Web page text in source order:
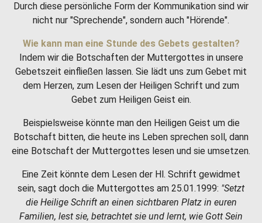
Durch diese persönliche Form der Kommunikation sind wir
nicht nur "Sprechende", sondern auch "Hörende".
Wie kann man eine Stunde des Gebets gestalten?
Indem wir die Botschaften der Muttergottes in unsere
Gebetszeit einfließen lassen. Sie lädt uns zum Gebet mit
dem Herzen, zum Lesen der Heiligen Schrift und zum
Gebet zum Heiligen Geist ein.
Beispielsweise könnte man den Heiligen Geist um die
Botschaft bitten, die heute ins Leben sprechen soll, dann
eine Botschaft der Muttergottes lesen und sie umsetzen.
Eine Zeit könnte dem Lesen der Hl. Schrift gewidmet
sein, sagt doch die Muttergottes am 25.01.1999: "Setzt
die Heilige Schrift an einen sichtbaren Platz in euren
Familien, lest sie, betrachtet sie und lernt, wie Gott Sein